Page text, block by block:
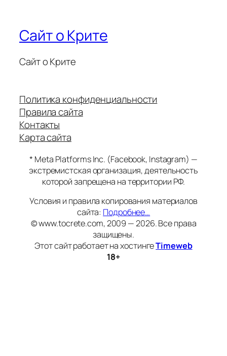
Сайт о Крите
Сайт о Крите
Политика конфиденциальности
Правила сайта
Контакты
Карта сайта
* Meta Platforms Inc. (Facebook, Instagram) —
экстремистская организация, деятельность
которой запрещена на территории РФ.
Условия и правила копирования материалов
сайта: Подробнее…
© www.tocrete.com, 2009 — 2026. Все права
защищены.
Этот сайт работает на хостингеTimeweb
18+